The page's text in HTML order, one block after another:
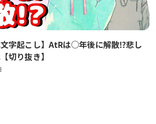
文字起こし】AtRは○年後に解散⁉悲し
切り抜き】